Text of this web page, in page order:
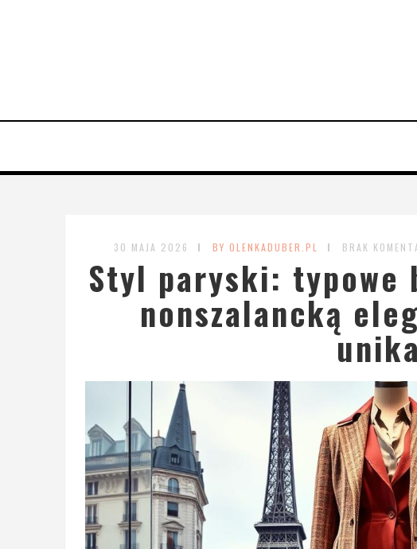
30 MAJA 2026 BY OLENKADUBER.PL BRAK
Styl paryski: typowe
nonszalancką